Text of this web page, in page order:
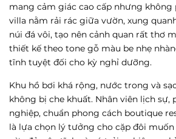
mang cảm giác cao cấp nhưng không
villa nằm rải rác giữa vườn, xung
núi đá vôi, tạo nên cảnh quan rất thơ
thiết kế theo tone gỗ màu be nhẹ
tĩnh tuyệt đối cho kỳ nghỉ dưỡng.
Khu hồ bơi khá rộng, nước trong và
không bị che khuất. Nhân viên lịch sự,
nghiệp, chuẩn phong cách boutique
là lựa chọn lý tưởng cho cặp đôi